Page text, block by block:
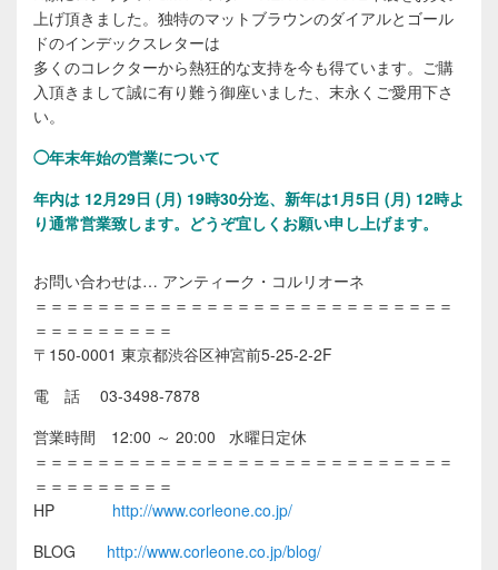
上げ頂きました。独特のマットブラウンのダイアルとゴール
ドのインデックスレターは
多くのコレクターから熱狂的な支持を今も得ています。ご購
入頂きまして誠に有り難う御座いました、末永くご愛用下さ
い。
◯年末年始の営業について
年内は 12月29日 (月) 19時30分迄、新年は1月5日 (月) 12時よ
り通常営業致します。 どうぞ宜しくお願い申し上げます。
お問い合わせは… アンティーク・コルリオーネ
＝＝＝＝＝＝＝＝＝＝＝＝＝＝＝＝＝＝＝＝＝＝＝＝＝＝＝
＝＝＝＝＝＝＝＝＝
〒150-0001 東京都渋谷区神宮前5-25-2-2F
電 話 03-3498-7878
営業時間 12:00 ～ 20:00 水曜日定休
＝＝＝＝＝＝＝＝＝＝＝＝＝＝＝＝＝＝＝＝＝＝＝＝＝＝＝
＝＝＝＝＝＝＝＝＝
HP
http://www.corleone.co.jp/
BLOG http://www.corleone.co.jp/blog/